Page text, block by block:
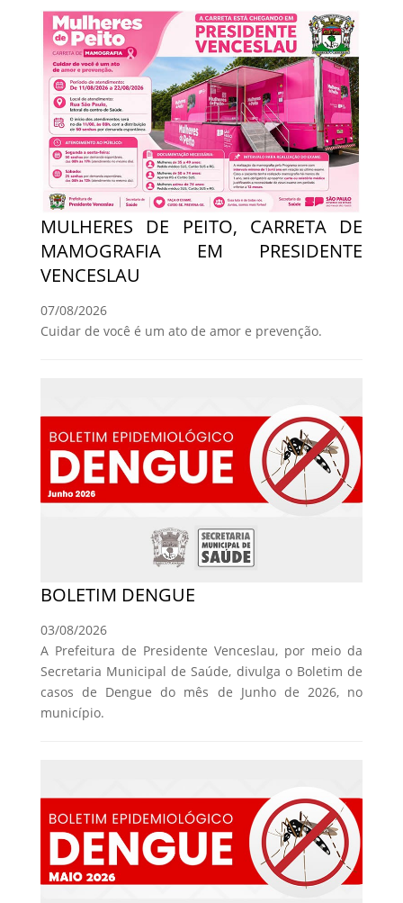
MULHERES DE PEITO, CARRETA DE
MAMOGRAFIA EM PRESIDENTE
VENCESLAU
07/08/2026
Cuidar de você é um ato de amor e prevenção.
BOLETIM DENGUE
03/08/2026
A Prefeitura de Presidente Venceslau, por meio da
Secretaria Municipal de Saúde, divulga o Boletim de
casos de Dengue do mês de Junho de 2026, no
município.